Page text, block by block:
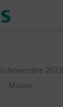
Novembre 2023
Milano